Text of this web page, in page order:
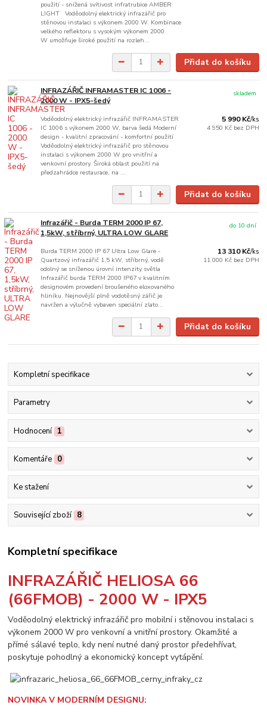
použití - snížená svítivost infratrubice AMBER
LIGHT Voděodolný elektrický infrazářič pro
stěnovou instalaci s výkonem 2000 W. Kombinace
velkého reflektoru s vysokým výkonem 2000
W umožňuje široké použití na rozleh...
Přidat do košíku
INFRAZÁŘIČ INFRAMASTER IC 1006 -
2000 W - IPX5-šedý
Voděodolný elektrický infrazářič INFRAMASTER
IC 1006 s výkonem 2000 W, barva šedá Moderní
design - kvalitní zpracování - komfortní použití
Voděodolný elektrický infrazářič pro stěnovou
instalaci s výkonem 2000 W pro vnitřní a
venkovní prostory. Široká oblast použití na
předzahrádce restaurace, na ...
5 990 Kč/ks
4 950 Kč bez DPH
skladem
Přidat do košíku
Infrazářič - Burda TERM 2000 IP 67,
1,5kW, stříbrný, ULTRA LOW GLARE
Burda TERM 2000 IP 67 Ultra Low Glare -
Quartzový infrazářič 1,5 kW, stříbrný, vodě
odolný se sníženou úrovní intenzity světla
Infrazářič burda TERM 2000 IP67 v kvalitním
designovém provedení broušeného eloxovaného
hliníku. Nejnovější plně vodotěsný zářič je
navržen a výlučně vybaven speciální zlato...
13 310 Kč/ks
11 000 Kč bez DPH
do 10 dní
Přidat do košíku
Kompletní specifikace
Parametry
Hodnocení 1
Komentáře 0
Ke stažení
Související zboží 8
Kompletní specifikace
INFRAZÁŘIČ HELIOSA 66
(66FMOB) - 2000 W - IPX5
Voděodolný elektrický infrazářič pro mobilní i stěnovou instalaci s
výkonem 2000 W pro venkovní a vnitřní prostory. Okamžité a
přímé sálavé teplo, kdy není nutné daný prostor předehřívat,
poskytuje pohodlný a ekonomický koncept vytápění.
NOVINKA V MODERNÍM DESIGNU: